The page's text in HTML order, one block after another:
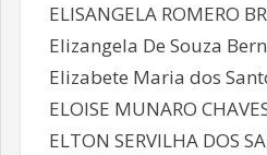
ELISANGELA ROMERO
Elizangela De Souza
Elizabete Maria dos
ELOISE MUNARO
ELTON SERVILHA DOS